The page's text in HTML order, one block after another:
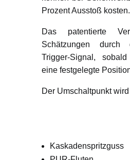
Prozent Ausstoß kosten.
Das patentierte
Schätzungen durch
Trigger-Signal,
eine festgelegte
Der Umschaltpunkt
Kaskadenspritzguss